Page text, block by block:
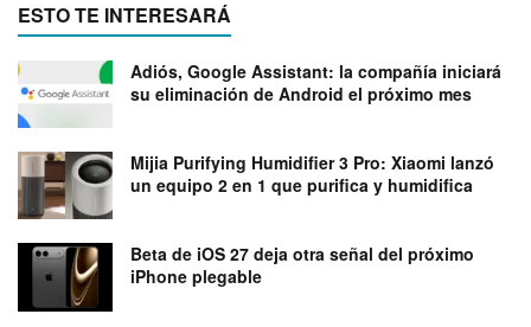
ESTO TE INTERESARÁ
Adiós, Google Assistant: la compañía iniciará
su eliminación de Android el próximo mes
Mijia Purifying Humidifier 3 Pro: Xiaomi lanzó
un equipo 2 en 1 que purifica y humidifica
Beta de iOS 27 deja otra señal del próximo
iPhone plegable